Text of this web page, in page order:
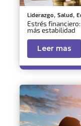
Liderazgo, Salud,
Estrés
más estabilidad
Leer mas